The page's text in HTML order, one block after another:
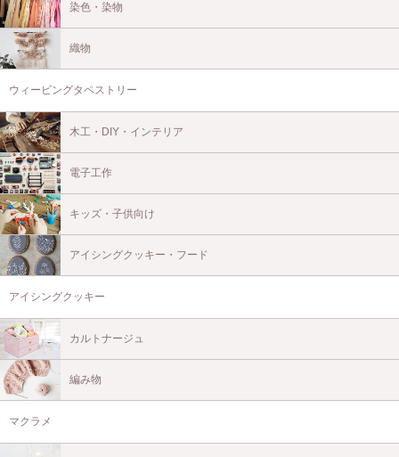
染色・染物
織物
ウィービングタペストリー
木工・DIY・インテリア
電子工作
キッズ・子供向け
アイシングクッキー・フード
アイシングクッキー
カルトナージュ
編み物
マクラメ